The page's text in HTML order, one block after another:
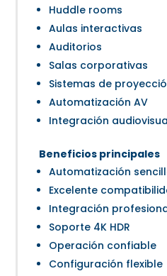
Huddle rooms
Aulas interactivas
Auditorios
Salas corporativas
Sistemas de
Automatización AV
Integración
Beneficios principales
Automatización
Excelente
Integración
Soporte 4K HDR
Operación confiable
Configuración flexible